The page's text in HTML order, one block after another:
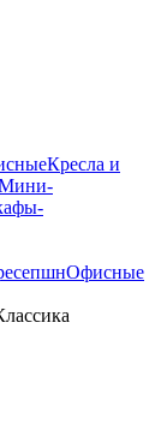
Кресла и
Офисные